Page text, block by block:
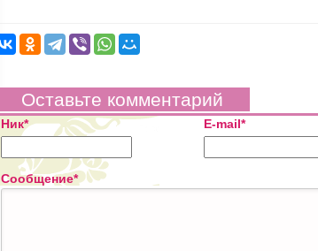
Оставьте комментарий
Ник* E-mail*
Сообщение*